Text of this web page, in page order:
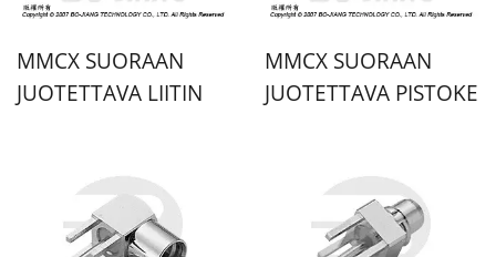
MMCX SUORAAN
JUOTETTAVA LIITIN
MMCX SUORAAN
JUOTETTAVA PISTOKE